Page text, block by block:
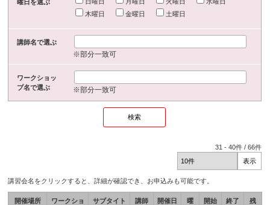
曜日を選ぶ
木曜日
金曜日 土曜日
講師名で選ぶ
※部分一致可
ワークショッ
プ名で選ぶ
※部分一致可
31 -40件 /66件
講習会名をクリックすると、詳細が確認でき、お申込みも可能です。
開催場所
ワークショ
サブタイト
講師
開催日
曜
開始
終了
残